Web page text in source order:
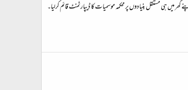
ہیں ۔ 2013 میں آپ نے سونامی کی غلط پیشینگوئی سے سبق سیکھا اور اپنے گھر میں ہی مستقل بنیادوں پر محکمہ موسمیات کا ڈیپارٹمنٹ قائم کرلیا۔